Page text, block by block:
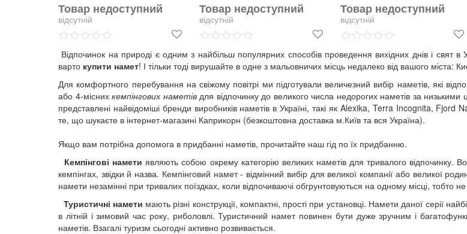
Відпочинок на природі є одним з найбільш популярних способів проведення вихідних днів і свят
варто купити намет! І тільки тоді вирушайте в одне з мальовничих місць недалеко від вашого міста:
Для комфортного перебування на свіжому повітрі ми підготували величезний вибір наметів, які
або 4-міснихкемпінгових наметівдля відпочинку до великого числа недорогих наметів за
представлені найвідоміші бренди виробників наметів в Україні, такі як Alexika, Terra Incognita,
те, що шукаєте в інтернет-магазині Каприкорн (безкоштовна доставка м.Київ та вся Україна).
Товар недоступний
відсутній
Товар недоступний
відсутній
Товар недоступний
відсутній
Якщо вам потрібна допомога в придбанні наметів, прочитайте наш гід по їх придбанню.
Кемпінгові наметиявляють собою окрему категорію великих наметів для тривалого відпочинку.
кемпінгах, звідки й назва. Кемпінговий намет - відмінний вибір для великої компанії або великої
намети незамінні при тривалих поїздках, коли відпочиваючі обгрунтовуються на одному місці, тобто
Туристичні намети мають різні конструкції, компактні, прості при установці. Намети даної серії
в літній і зимовий час року, риболовлі. Туристичний намет повинен бути дуже зручним і
наметів. Взагалі туризм сьогодні активно розвивається.